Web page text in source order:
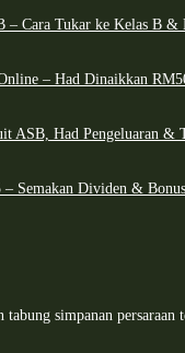
– Cara Tukar ke Kelas B &
– Had Dinaikkan
ASB, Had Pengeluaran &
Semakan Dividen &
simpanan persaraan